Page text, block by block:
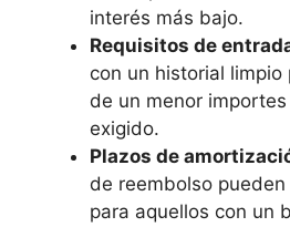
interés más bajo.
Requisitos de
con un historial
de un menor
exigido.
Plazos de
de reembolso
para aquellos con un